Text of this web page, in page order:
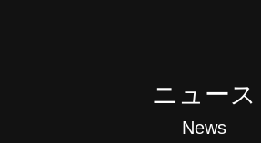
ニュース
News